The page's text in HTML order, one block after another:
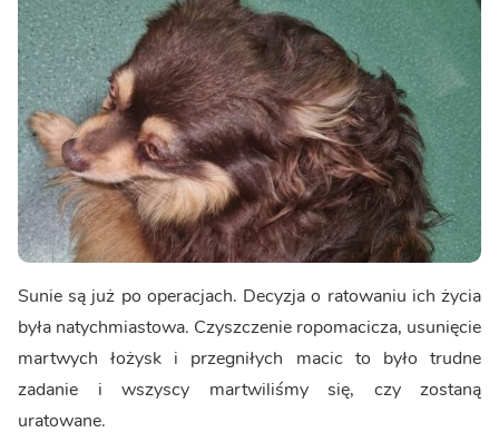
Sunie są już po operacjach. Decyzja o ratowaniu ich życia
była natychmiastowa. Czyszczenie ropomacicza, usunięcie
martwych łożysk i przegniłych macic to było trudne
zadanie i wszyscy martwiliśmy się, czy zostaną
uratowane.